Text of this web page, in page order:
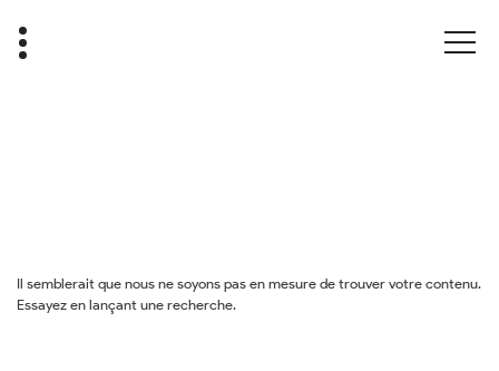
Il semblerait que nous ne soyons pas en mesure de trouver votre contenu.
Essayez en lançant une recherche.